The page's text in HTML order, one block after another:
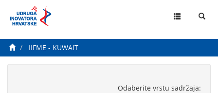
MENU
IIFME - KUWAIT
Odaberite vrstu sadržaja: